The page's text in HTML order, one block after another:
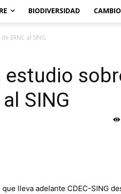
BIODIVERSIDAD
ERNC al SING
estudio
SING
lleva adelante CDEC-SING